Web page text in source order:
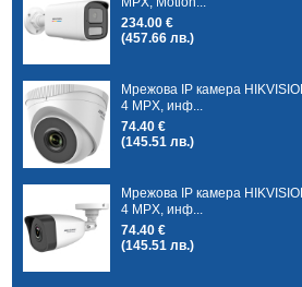
234.00 €
(457.66 лв.)
Мрежова IP камера
4 MPX, инф...
74.40 €
(145.51 лв.)
Мрежова IP камера
4 MPX, инф...
74.40 €
(145.51 лв.)